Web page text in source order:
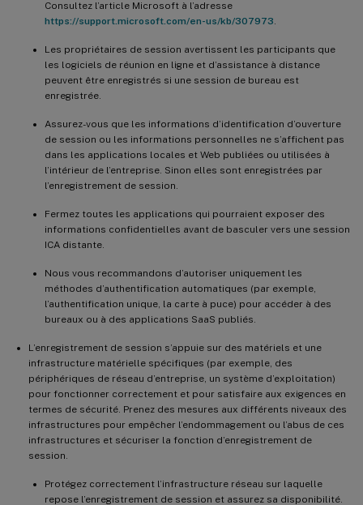
Consultez l’article Microsoft à l’adresse
https://support.microsoft.com/en-us/kb/307973
Les propriétaires de session avertissent les participants que
les logiciels de réunion en ligne et d’assistance à distance
peuvent être enregistrés si une session de bureau est
enregistrée.
Assurez-vous que les informations d’identification d’ouverture
de session ou les informations personnelles ne s’affichent pas
dans les applications locales et Web publiées ou utilisées à
l’intérieur de l’entreprise. Sinon elles sont enregistrées par
l’enregistrement de session.
Fermez toutes les applications qui pourraient exposer des
informations confidentielles avant de basculer vers une session
ICA distante.
Nous vous recommandons d’autoriser uniquement les
méthodes d’authentification automatiques (par exemple,
l’authentification unique, la carte à puce) pour accéder à des
bureaux ou à des applications SaaS publiés.
L’enregistrement de session s’appuie sur des matériels et une
infrastructure matérielle spécifiques (par exemple, des
périphériques de réseau d’entreprise, un système d’exploitation)
pour fonctionner correctement et pour satisfaire aux exigences en
termes de sécurité. Prenez des mesures aux différents niveaux des
infrastructures pour empêcher l’endommagement ou l’abus de ces
infrastructures et sécuriser la fonction d’enregistrement de
session.
Protégez correctement l’infrastructure réseau sur laquelle
repose l’enregistrement de session et assurez sa disponibilité.